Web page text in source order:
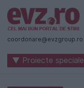
Știri
naționale
internaționale
coordonare@evzgroup.ro
▼ Proiecte speciale